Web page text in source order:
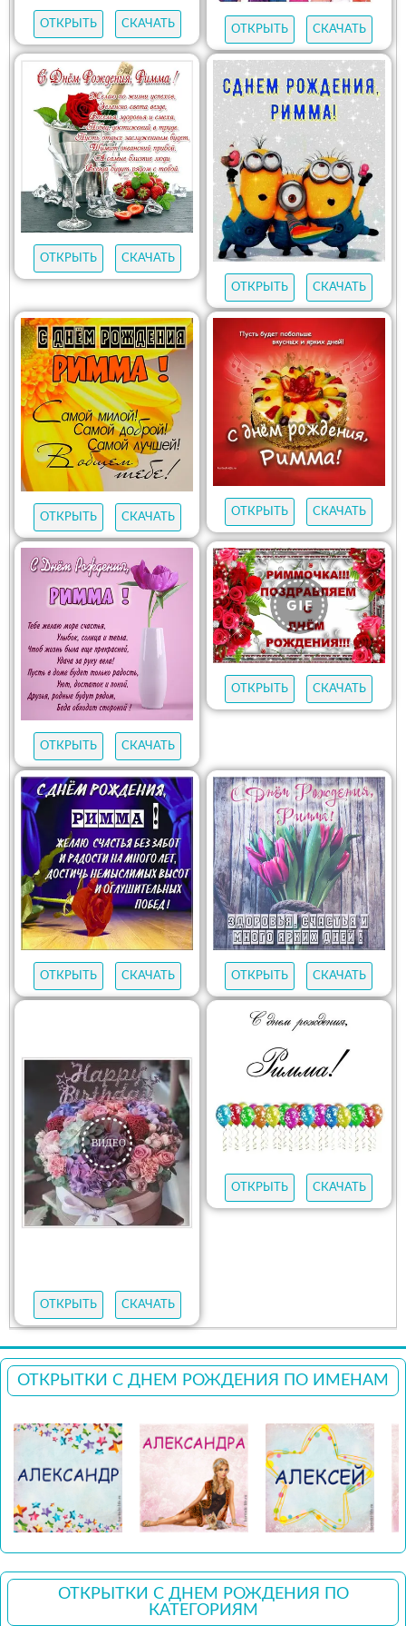
ОТКРЫТЬ СКАЧАТЬ ОТКРЫТЬ СКАЧАТЬ
ОТКРЫТЬ СКАЧАТЬ
ОТКРЫТЬ СКАЧАТЬ
ОТКРЫТЬ СКАЧАТЬ ОТКРЫТЬ СКАЧАТЬ
ОТКРЫТЬ СКАЧАТЬ
ОТКРЫТЬ СКАЧАТЬ
ОТКРЫТЬ СКАЧАТЬ ОТКРЫТЬ СКАЧАТЬ
ОТКРЫТЬ СКАЧАТЬ
ОТКРЫТЬ СКАЧАТЬ
ОТКРЫТКИ С ДНЕМ РОЖДЕНИЯ ПО ИМЕНАМ
ОТКРЫТКИ С ДНЕМ РОЖДЕНИЯ ПО
КАТЕГОРИЯМ